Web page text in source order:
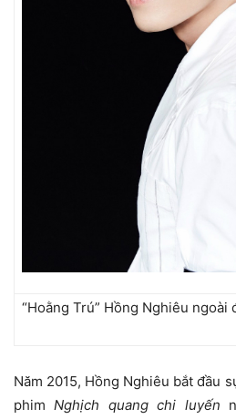
“Hoằng Trú” Hồng Nghiêu ngoài
Năm 2015, Hồng Nghiêu bắt đầu
phimNghịch quang chi luyến